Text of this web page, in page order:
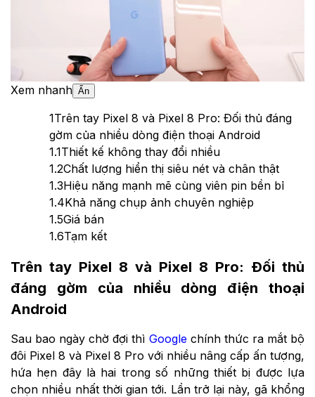
Xem nhanh Ẩn
1Trên tay Pixel 8 và Pixel 8 Pro: Đối thủ đáng
gờm của nhiều dòng điện thoại Android
1.1Thiết kế không thay đổi nhiều
1.2Chất lượng hiển thị siêu nét và chân thật
1.3Hiệu năng mạnh mẽ cùng viên pin bền bỉ
1.4Khả năng chụp ảnh chuyên nghiệp
1.5Giá bán
1.6Tạm kết
Trên tay Pixel 8 và Pixel 8 Pro: Đối thủ
đáng gờm của nhiều dòng điện thoại
Android
Sau bao ngày chờ đợi thì Googlechính thức ra mắt bộ
đôi Pixel 8 và Pixel 8 Pro với nhiều nâng cấp ấn tượng,
hứa hẹn đây là hai trong số những thiết bị được lựa
chọn nhiều nhất thời gian tới. Lần trở lại này, gã khổng